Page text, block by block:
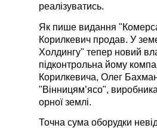
реалізуватись.
Як пише видання
Корилкевич продав. У
Холдингу" тепер новий
підконтрольна йому
Корилкевича, Олег
"Вінницям’ясо",
орної землі.
Точна сума оборудки